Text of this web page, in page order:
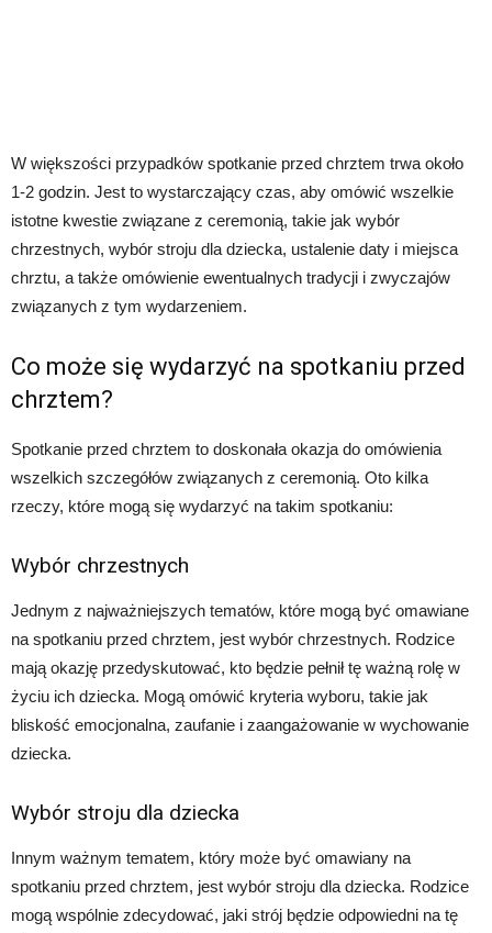
W większości przypadków spotkanie przed chrztem trwa około
1-2 godzin. Jest to wystarczający czas, aby omówić wszelkie
istotne kwestie związane z ceremonią, takie jak wybór
chrzestnych, wybór stroju dla dziecka, ustalenie daty i miejsca
chrztu, a także omówienie ewentualnych tradycji i zwyczajów
związanych z tym wydarzeniem.
Co może się wydarzyć na spotkaniu przed
chrztem?
Spotkanie przed chrztem to doskonała okazja do omówienia
wszelkich szczegółów związanych z ceremonią. Oto kilka
rzeczy, które mogą się wydarzyć na takim spotkaniu:
Wybór chrzestnych
Jednym z najważniejszych tematów, które mogą być omawiane
na spotkaniu przed chrztem, jest wybór chrzestnych. Rodzice
mają okazję przedyskutować, kto będzie pełnił tę ważną rolę w
życiu ich dziecka. Mogą omówić kryteria wyboru, takie jak
bliskość emocjonalna, zaufanie i zaangażowanie w wychowanie
dziecka.
Wybór stroju dla dziecka
Innym ważnym tematem, który może być omawiany na
spotkaniu przed chrztem, jest wybór stroju dla dziecka. Rodzice
mogą wspólnie zdecydować, jaki strój będzie odpowiedni na tę